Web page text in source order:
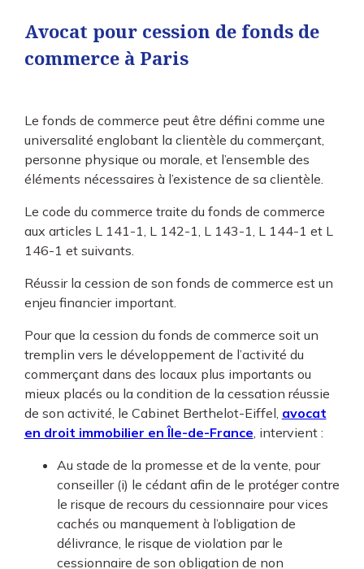
Avocat pour cession de fonds de
commerce à Paris
Le fonds de commerce peut être défini comme une
universalité englobant la clientèle du commerçant,
personne physique ou morale, et l’ensemble des
éléments nécessaires à l’existence de sa clientèle.
Le code du commerce traite du fonds de commerce
aux articles L 141-1, L 142-1, L 143-1, L 144-1 et L
146-1 et suivants.
Réussir la cession de son fonds de commerce est un
enjeu financier important.
Pour que la cession du fonds de commerce soit un
tremplin vers le développement de l’activité du
commerçant dans des locaux plus importants ou
mieux placés ou la condition de la cessation réussie
de son activité, le Cabinet Berthelot-Eiffel, avocat
en droit immobilier en Île-de-France, intervient :
Au stade de la promesse et de la vente, pour
conseiller (i) le cédant afin de le protéger contre
le risque de recours du cessionnaire pour vices
cachés ou manquement à l’obligation de
délivrance, le risque de violation par le
cessionnaire de son obligation de non